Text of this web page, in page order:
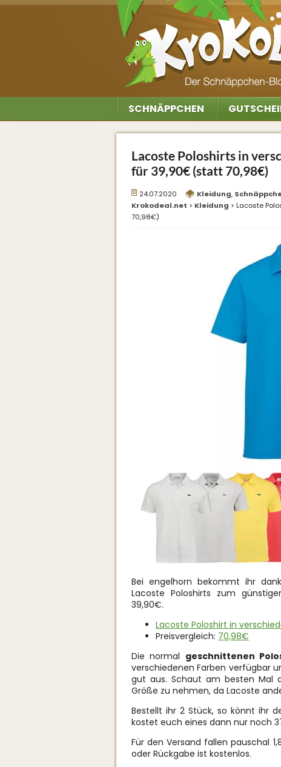
SCHNÄPPCHEN
Lacoste Poloshirts in
für 39,90€ (statt 70,98€)
24.07.2020 Kleidung,
Krokodeal.net > Kleidung > Lacoste
70,98€)
Bei engelhorn bekommt ihr
Lacoste Poloshirts zum
39,90€.
Lacoste Poloshirt in
Preisvergleich: 70,98€
Die normal geschnittenen
verschiedenen Farben verfügbar
gut aus. Schaut am besten Mal
Größe zu nehmen, da Lacoste
Bestellt ihr 2 Stück, so könnt ihr
kostet euch eines dann nur noch
Für den Versand fallen pauschal
oder Rückgabe ist kostenlos.